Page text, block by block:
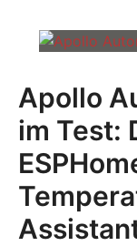
Apollo
im Test: